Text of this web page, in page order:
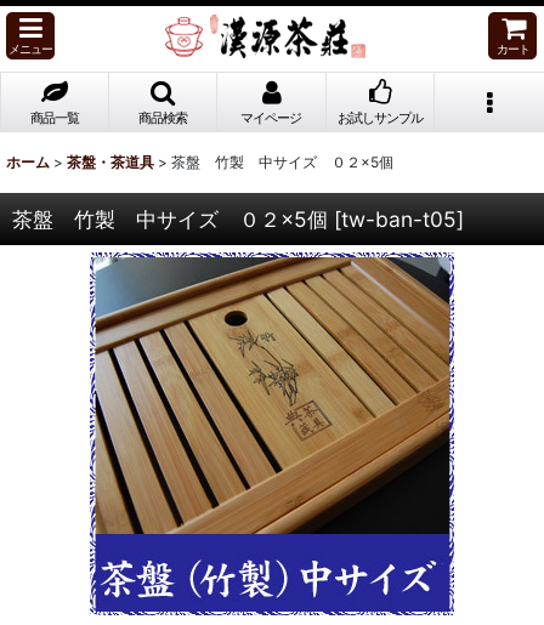
メニュー カート
商品一覧 商品検索 マイページ お試しサンプル
ホーム > 茶盤・茶道具 > 茶盤 竹製 中サイズ ０２×5個
茶盤 竹製 中サイズ ０２×5個 [tw-ban-t05]